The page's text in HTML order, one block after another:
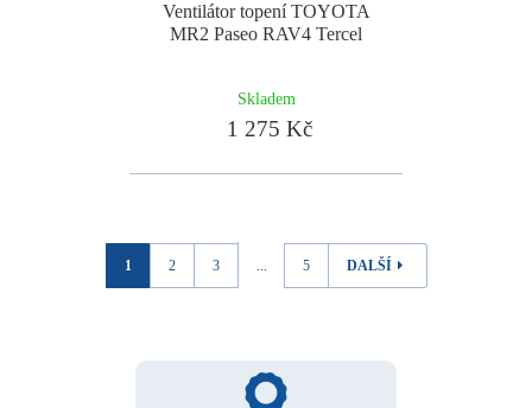
Ventilátor topení TOYOTA
MR2 Paseo RAV4 Tercel
Skladem
1 275 Kč
1 2 3 ... 5 DALŠÍ